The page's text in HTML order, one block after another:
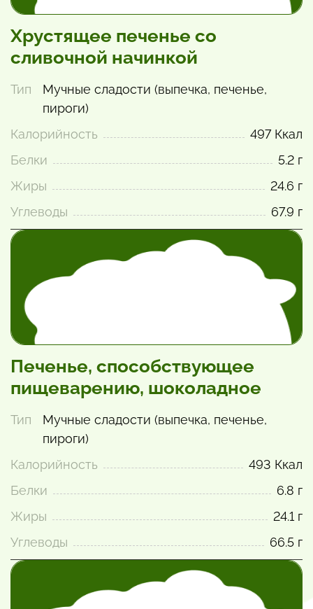
Хрустящее печенье со
сливочной начинкой
Тип
Мучные сладости (выпечка, печенье,
пироги)
Калорийность
497 Ккал
Белки
5.2 г
Жиры
24.6 г
Углеводы
67.9 г
Печенье, способствующее
пищеварению, шоколадное
Тип
Мучные сладости (выпечка, печенье,
пироги)
Калорийность
493 Ккал
Белки
6.8 г
Жиры
24.1 г
Углеводы
66.5 г